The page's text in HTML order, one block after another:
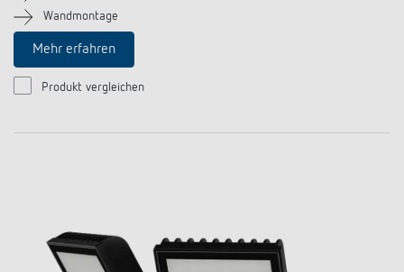
Wandmontage
Mehr erfahren
Produkt vergleichen